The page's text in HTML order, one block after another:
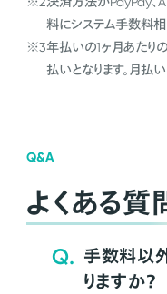
料にシステム手数料相
※3年払いの1ヶ月あたり
払いとなります。月払
Q&A
よくある質
Q. 手数料以
りますか？